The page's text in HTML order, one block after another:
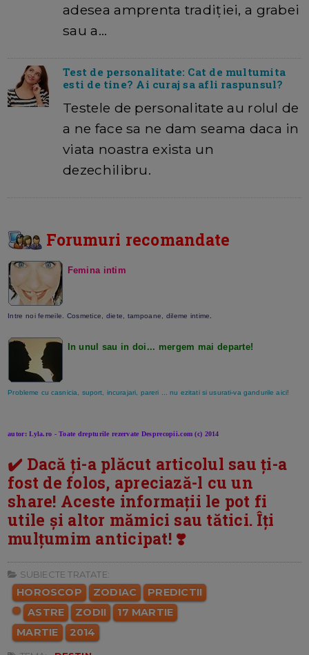
adesea amprenta tradiției, a grabei
sau a…
Test de personalitate: Cat de multumita
esti de tine? Ai curaj sa afli raspunsul?
Testele de personalitate au rolul de
a ne face sa ne dam seama daca in
viata noastra exista un
dezechilibru.
Forumuri recomandate
Femina intim
Intre noi femeile. Cosmetice, diete, tampoane, dileme intime
In unul sau in doi... mergem mai departe!
Probleme cu casnicia, suport, incurajari, pareri ... nu ezitati si usurati-va gandurile aici!
autor: Lyla.ro - Toate drepturile rezervate Desprecopii.com (c) 2014
✔️ Dacă ți-a plăcut articolul sau ți-a
fost de folos, apreciază-l cu un
share! Aceste informații le pot fi
utile și altor mămici sau tătici. Îți
mulțumim anticipat! ❣️
SUBIECTE TRATATE:
HOROSCOP ZODIAC
PREDICTII
ASTRE
ZODII
17 MARTIE
MARTIE
2014